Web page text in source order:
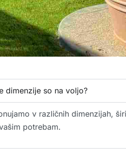
dimenzije so na voljo?
v različnih dimenzijah,
potrebam.